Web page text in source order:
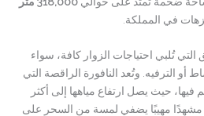
في المملكة.
التي تُلبي احتياجات الزوار كافة، سواء
أو الترفيه. وتُعد النافورة الراقصة التي
فيها، حيث يصل ارتفاع مياهها إلى أكثر
مشهدًا مهيبًا يضفي لمسة من السحر على